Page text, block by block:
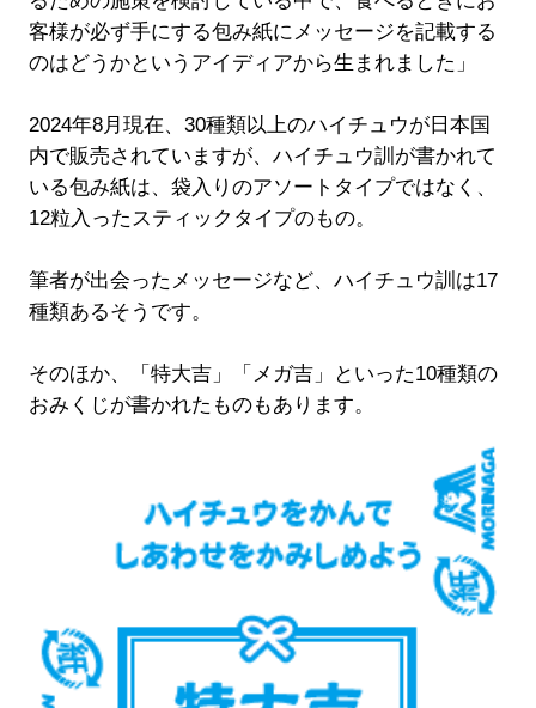
客様が必ず手にする包み紙にメッセージを記載する
のはどうかというアイディアから生まれました」
2024年8月現在、30種類以上のハイチュウが日本国
内で販売されていますが、ハイチュウ訓が書かれて
いる包み紙は、袋入りのアソートタイプではなく、
12粒入ったスティックタイプのもの。
筆者が出会ったメッセージなど、ハイチュウ訓は17
種類あるそうです。
そのほか、「特大吉」「メガ吉」といった10種類の
おみくじが書かれたものもあります。